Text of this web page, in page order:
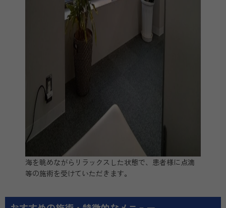
海を眺めながらリラックスした状態で、患者様に点滴
等の施術を受けていただきます。